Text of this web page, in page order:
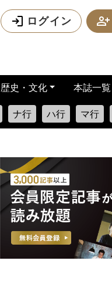
ログイン
歴史・文化 本誌一覧
ナ行 ハ行 マ行